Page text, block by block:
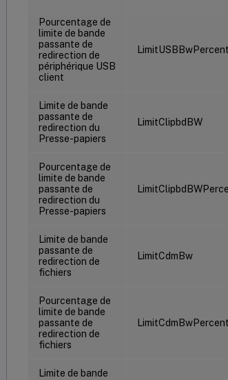
Pourcentage de
limite de bande
passante de
redirection de
périphérique USB
client
LimitUSBBwPercent
Limite de bande
passante de
redirection du
Presse-papiers
LimitClipbdBW
Pourcentage de
limite de bande
passante de
redirection du
Presse-papiers
Limite de bande
passante de
redirection de
fichiers
LimitCdmBw
Pourcentage de
limite de bande
passante de
redirection de
fichiers
LimitCdmBwPercent
Limite de bande